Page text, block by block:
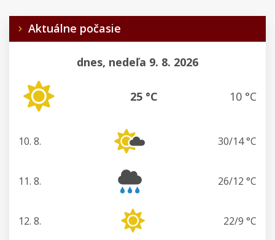
Aktuálne počasie
dnes, nedeľa 9. 8. 2026
25 °C 10 °C
pondelok
10. 8. 30/14 °C
utorok
11. 8. 26/12 °C
streda
12. 8. 22/9 °C